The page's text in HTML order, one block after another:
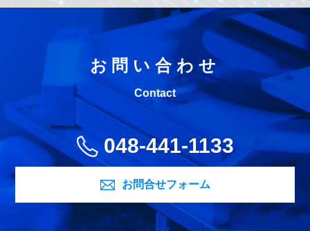
お問い合わせ
Contact
048-441-1133
お問合せフォーム